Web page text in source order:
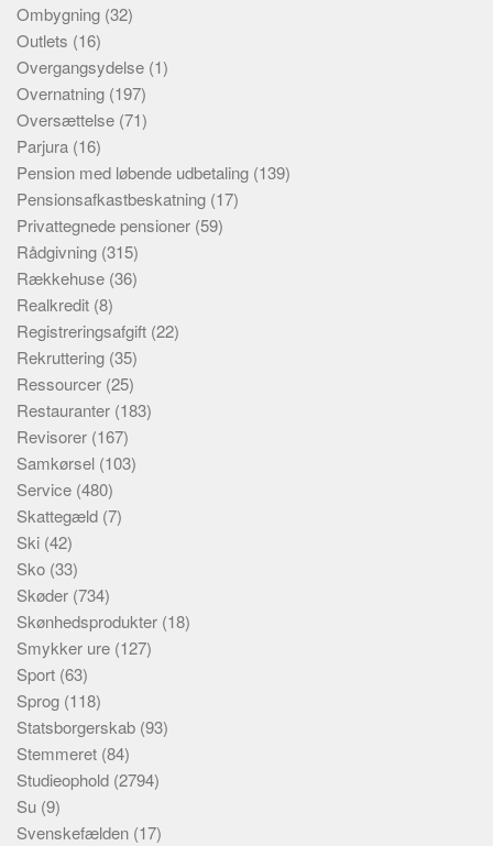
Ombygning (32)
Outlets (16)
Overgangsydelse (1)
Overnatning (197)
Oversættelse (71)
Parjura (16)
Pension med løbende udbetaling (139)
Pensionsafkastbeskatning (17)
Privattegnede pensioner (59)
Rådgivning (315)
Rækkehuse (36)
Realkredit (8)
Registreringsafgift (22)
Rekruttering (35)
Ressourcer (25)
Restauranter (183)
Revisorer (167)
Samkørsel (103)
Service (480)
Skattegæld (7)
Ski (42)
Sko (33)
Skøder (734)
Skønhedsprodukter (18)
Smykker ure (127)
Sport (63)
Sprog (118)
Statsborgerskab (93)
Stemmeret (84)
Studieophold (2794)
Su (9)
Svenskefælden (17)